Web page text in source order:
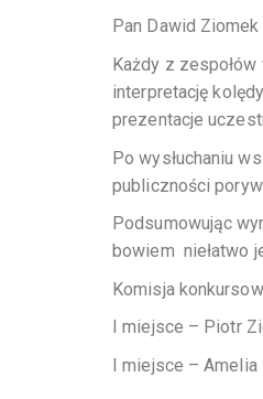
Pan Dawid
Każdy z
interpretację
prezentacje
Po wysłuchaniu
publiczności
Podsumowując
bowiem niełatwo
Komisja
I miejsce – Piotr
I miejsce – Amelia